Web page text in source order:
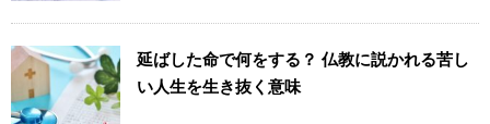
延ばした命で何をする？ 仏教に説かれる苦し
い人生を生き抜く意味